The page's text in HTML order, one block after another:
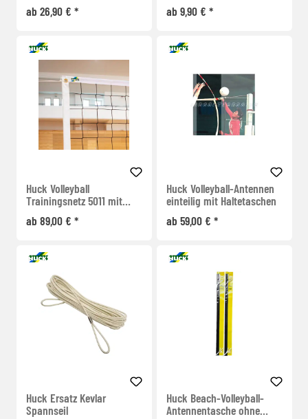
ab 26,90 € * Schnellverschluss
ab 9,90 € *
Huck Volleyball
Trainingsnetz 5011 mit
Rundum-Einfassung
ab 89,00 € *
Huck Volleyball-Antennen
einteilig mit Haltetaschen
ab 59,00 € *
Huck Ersatz Kevlar
Spannseil
Huck Beach-Volleyball-
Antennentasche ohne